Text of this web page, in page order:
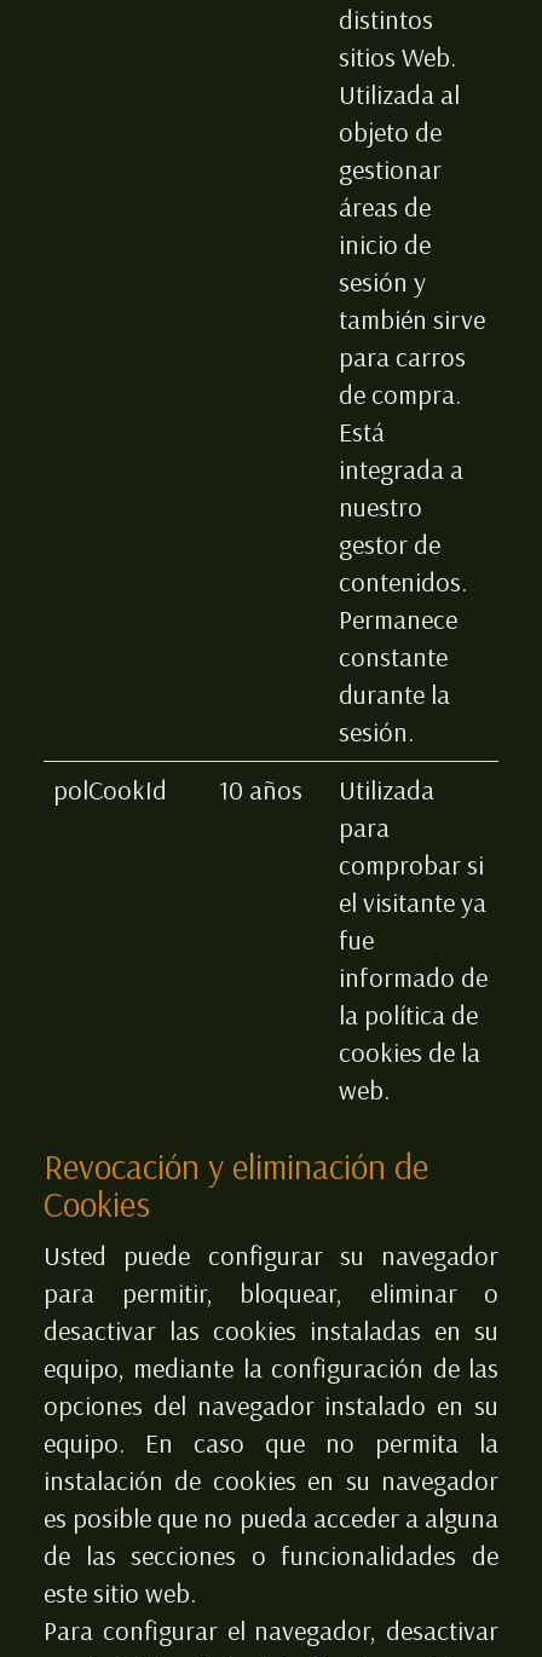
distintos
sitios Web.
Utilizada al
objeto de
gestionar
áreas de
inicio de
sesión y
también sirve
para carros
de compra.
Está
integrada a
nuestro
gestor de
contenidos.
Permanece
constante
durante la
sesión.
polCookId
10 años
Utilizada
para
comprobar si
el visitante ya
fue
informado de
la política de
cookies de la
web.
Revocación y eliminación de
Cookies
Usted puede configurar su navegador
para permitir, bloquear, eliminar o
desactivar las cookies instaladas en su
equipo, mediante la configuración de las
opciones del navegador instalado en su
equipo. En caso que no permita la
instalación de cookies en su navegador
es posible que no pueda acceder a alguna
de las secciones o funcionalidades de
este sitio web.
Para configurar el navegador, desactivar